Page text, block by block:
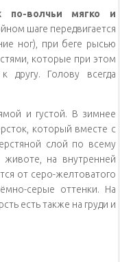
по-волчьи мягко и
шаге передвигается
ног), при беге рысью
которые при этом
другу. Голову всегда
и густой. В зимнее
который вместе с
слой по всему
на внутренней
от серо-желтоватого
серые оттенки. На
есть также на груди и